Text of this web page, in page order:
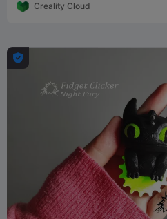
Creality Cloud
